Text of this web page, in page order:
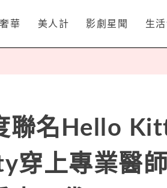
華 美人計 影劇星聞 生
聯名Hello
穿上專業醫師